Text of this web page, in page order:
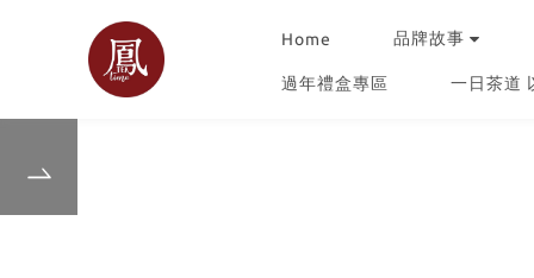
Home 品牌故事
過年禮盒專區 一日茶道